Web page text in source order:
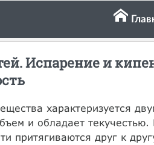
Испарение и
характеризуется
и обладает текучестью.
притягиваются друг к